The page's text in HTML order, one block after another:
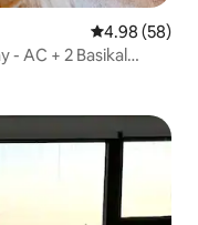
Penarafan
4.98 (58)
AC + 2 Basikal